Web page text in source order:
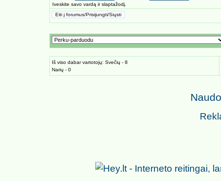
Iveskite savo vardą ir slaptažodį.
Iš viso dabar vartotojų: Svečių - 8
Narių - 0